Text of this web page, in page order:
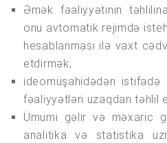
Əmək fəaliyyətinin
onu avtomatik rejimdə
hesablanması ilə vaxt
etdirmək;
ideomüşahidədən
fəaliyyətləri uzaqdan təhlil
Ümumi gəlir və məxaric
analitika və statistika